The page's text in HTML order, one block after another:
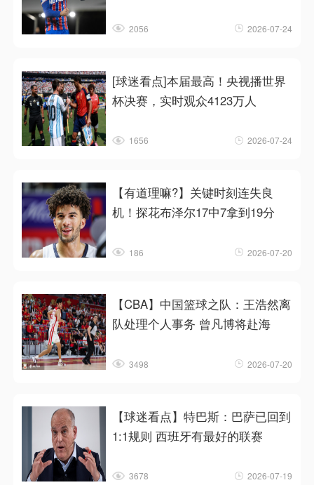
2056 2026-07-24
[球迷看点]本届最高！央视播世界
杯决赛，实时观众4123万人
1656 2026-07-24
【有道理嘛?】关键时刻连失良
机！探花布泽尔17中7拿到19分
186 2026-07-20
【CBA】中国篮球之队：王浩然离
队处理个人事务 曾凡博将赴海
3498 2026-07-20
【球迷看点】特巴斯：巴萨已回到
1:1规则 西班牙有最好的联赛
3678 2026-07-19